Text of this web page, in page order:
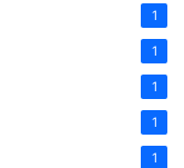
1
1
1
1
1